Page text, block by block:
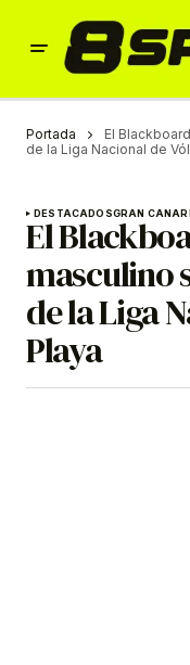
Portada
El
de la Liga Nacional de
DESTACADOSGRAN
El
masculino
de la Liga
Playa